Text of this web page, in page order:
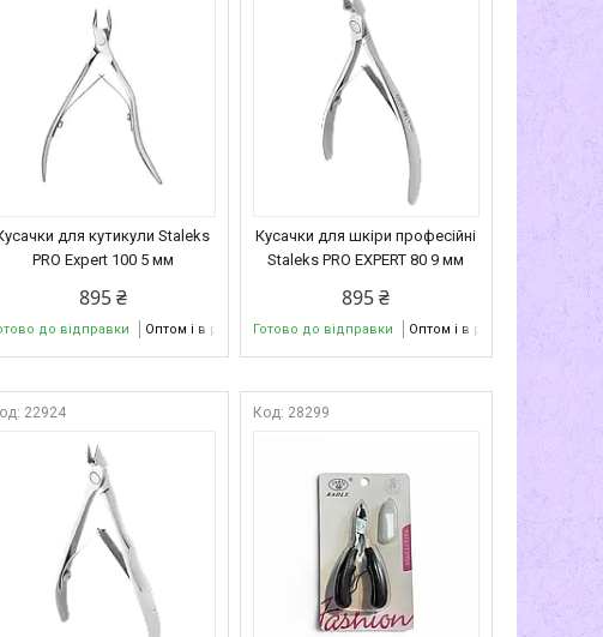
для кутикули Staleks
PRO Expert 100 5 мм
895 ₴
до відправки Оптом і в роздріб
Кусачки для шкіри професійні
Staleks PRO EXPERT 80 9 мм
895 ₴
Готово до відправки Оптом і в роздріб
22924 28299